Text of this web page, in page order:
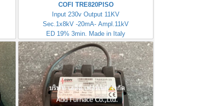
COFI TRE820PISO
Input 230v Output 11KV
Sec.1x8kV -20mA- Ampl.11kV
ED 19% 3min. Made in Italy